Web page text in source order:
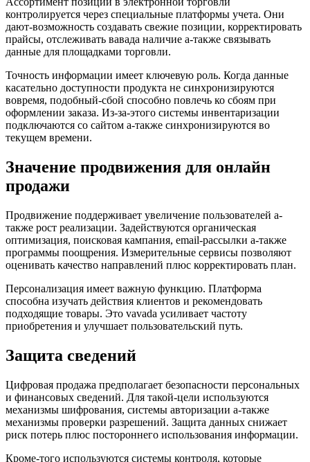
контролируется через специальные платформы учета. Они
дают-возможность создавать свежие позиции, корректировать
прайсы, отслеживать вавада наличие а-также связывать
данные для площадками торговли.
Точность информации имеет ключевую роль. Когда данные
касательно доступности продукта не синхронизируются
вовремя, подобный-сбой способно повлечь ко сбоям при
оформлении заказа. Из-за-этого системы инвентаризации
подключаются со сайтом а-также синхронизируются во
текущем времени.
Значение продвижения для онлайн
продажи
Продвижение поддерживает увеличение пользователей а-
также рост реализации. Задействуются органическая
оптимизация, поисковая кампания, email-рассылки а-также
программы поощрения. Измерительные сервисы позволяют
оценивать качество направлений плюс корректировать план.
Персонализация имеет важную функцию. Платформа
способна изучать действия клиентов и рекомендовать
подходящие товары. Это vavada усиливает частоту
приобретения и улучшает пользовательский путь.
Защита сведений
Цифровая продажа предполагает безопасности персональных
и финансовых сведений. Для такой-цели используются
механизмы шифрования, системы авторизации а-также
механизмы проверки разрешений. Защита данных снижает
риск потерь плюс постороннего использования информации.
Кроме-того используются системы контроля, которые